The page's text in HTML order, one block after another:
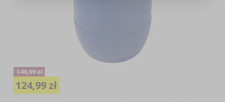
146,99 zł
124,99 zł